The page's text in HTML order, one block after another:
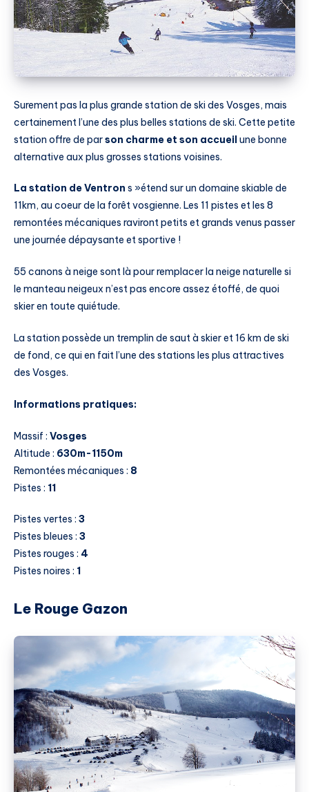
Surement pas la plus grande station de ski des Vosges, mais
certainement l’une des plus belles stations de ski. Cette petite
station offre de parson charme et son accueilune bonne
alternative aux plus grosses stations voisines.
La station de Ventron s »étend sur un domaine skiable de
11km, au coeur de la forêt vosgienne. Les 11 pistes et les 8
remontées mécaniques raviront petits et grands venus passer
une journée dépaysante et sportive !
55 canons à neige sont là pour remplacer la neige naturelle si
le manteau neigeux n’est pas encore assez étoffé, de quoi
skier en toute quiétude.
La station possède un tremplin de saut à skier et 16 km de ski
de fond, ce qui en fait l’une des stations les plus attractives
des Vosges.
Informations pratiques:
Massif : Vosges
Altitude : 630m-1150m
Remontées mécaniques : 8
Pistes : 11
Pistes vertes : 3
Pistes bleues : 3
Pistes rouges : 4
Pistes noires : 1
Le Rouge Gazon